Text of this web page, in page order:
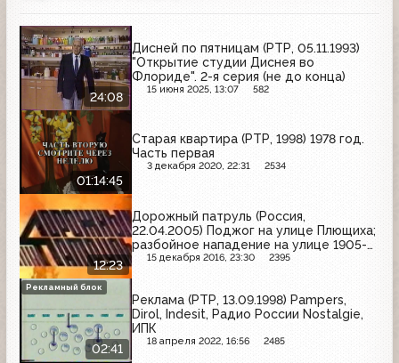
24:08
Дисней по пятницам (РТР, 05.11.1993)
"Открытие студии Диснея во
Флориде". 2-я серия (не до конца)
15 июня 2025, 13:07 582
01:14:45
Старая квартира (РТР, 1998) 1978 год.
Часть первая
3 декабря 2020, 22:31 2534
12:23
Дорожный патруль (Россия,
22.04.2005) Поджог на улице Плющиха;
разбойное нападение на улице 1905-
го года; пожар на улице Большая
15 декабря 2016, 23:30 2395
02:41
Реклама (РТР, 13.09.1998) Pampers,
Dirol, Indesit, Радио России Nostalgie,
ИПК
18 апреля 2022, 16:56 2485
Рекламный блок